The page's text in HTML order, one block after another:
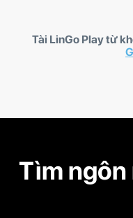
Tài LinGo Play từ
Tìm